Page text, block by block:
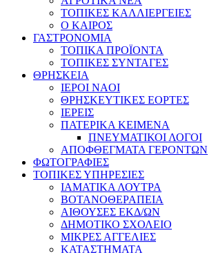
ΤΟΠΙΚΕΣ ΚΑΛΛΙΕΡΓΕΙΕΣ
Ο ΚΑΙΡΟΣ
ΓΑΣΤΡΟΝΟΜΙΑ
ΤΟΠΙΚΑ ΠΡΟΪΟΝΤΑ
ΤΟΠΙΚΕΣ ΣΥΝΤΑΓΕΣ
ΘΡΗΣΚΕΙΑ
IEPOI NAOI
ΘΡΗΣΚΕΥΤΙΚΕΣ ΕΟΡΤΕΣ
ΙΕΡΕΙΣ
ΠΑΤΕΡΙΚΑ ΚΕΙΜΕΝΑ
ΠΝΕΥΜΑΤΙΚΟΙ ΛΟΓΟΙ
ΑΠΟΦΘΕΓΜΑΤΑ ΓΕΡΟΝΤΩΝ
ΦΩΤΟΓΡΑΦΙΕΣ
ΤΟΠΙΚΕΣ ΥΠΗΡΕΣΙΕΣ
ΙΑΜΑΤΙΚΑ ΛΟΥΤΡΑ
ΒΟΤΑΝΟΘΕΡΑΠΕΙΑ
ΑΙΘΟΥΣΕΣ ΕΚΔ/ΩΝ
ΔΗΜΟΤΙΚΟ ΣΧΟΛΕΙΟ
ΜΙΚΡΕΣ ΑΓΓΕΛΙΕΣ
ΚΑΤΑΣΤΗΜΑΤΑ